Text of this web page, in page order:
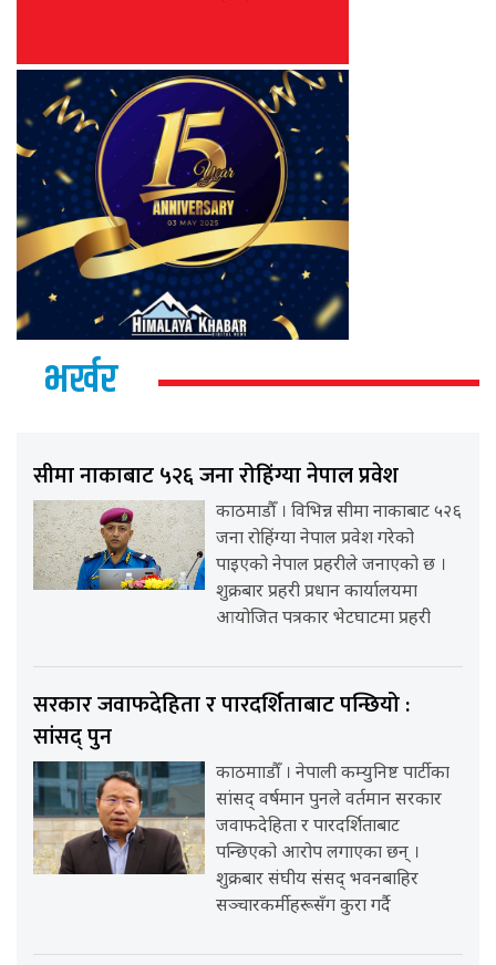
भर्खर
सीमा नाकाबाट ५२६ जना रोहिंग्या नेपाल प्रवेश
काठमाडौँ । विभिन्न सीमा नाकाबाट ५२६
जना रोहिंग्या नेपाल प्रवेश गरेको
पाइएको नेपाल प्रहरीले जनाएको छ ।
शुक्रबार प्रहरी प्रधान कार्यालयमा
आयोजित पत्रकार भेटघाटमा प्रहरी
सरकार जवाफदेहिता र पारदर्शिताबाट पन्छियो :
सांसद् पुन
काठमााडौँ । नेपाली कम्युनिष्ट पार्टीका
सांसद् वर्षमान पुनले वर्तमान सरकार
जवाफदेहिता र पारदर्शिताबाट
पन्छिएको आरोप लगाएका छन् ।
शुक्रबार संघीय संसद् भवनबाहिर
सञ्चारकर्मीहरूसँग कुरा गर्दै